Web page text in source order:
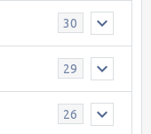
30
29
26